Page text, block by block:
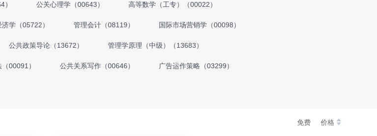
） 公关心理学（00643） 高等数学（工专）（00022）
学（05722） 管理会计（08119） 国际市场营销学（00098）
公共政策导论（13672） 管理学原理（中级）（13683）
00091） 公共关系写作（00646） 广告运作策略（03299）
免费 价格